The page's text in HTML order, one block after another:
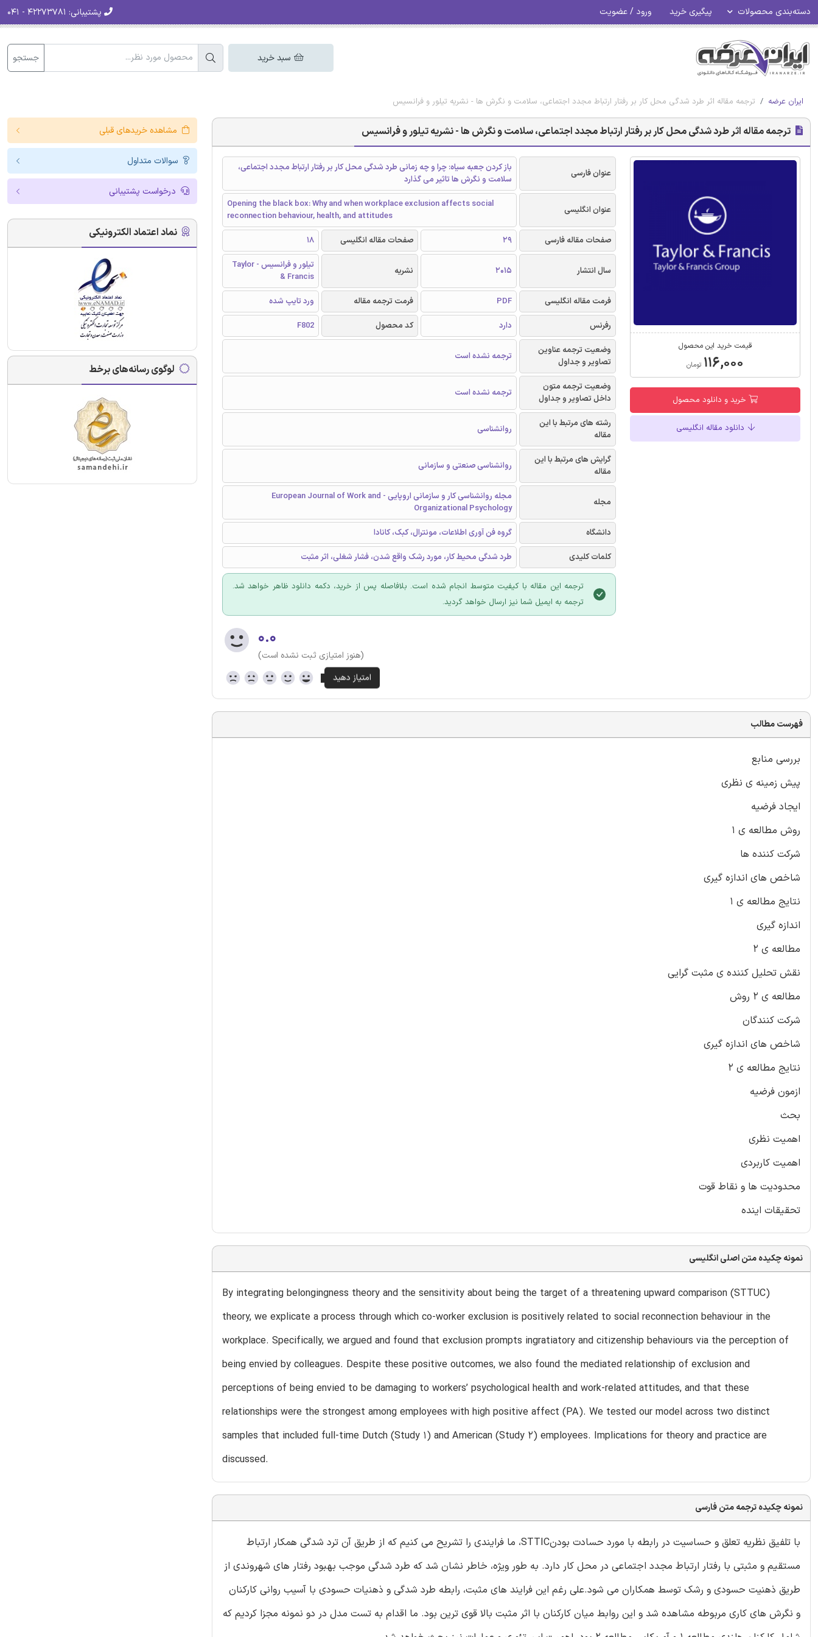
دسته‌بندی محصولات پیگیری خرید ورود / عضویت پشتیبانی:
سبد خرید جستجو
ایران عرضه ترجمه مقاله اثر طرد شدگی محل کار بر رفتار ارتباط مجدد اجتماعی، سلامت و نگرش ها - نشریه تیلور و فرانسیس
ترجمه مقاله اثر طرد شدگی محل کار بر رفتار ارتباط مجدد اجتماعی، سلامت و نگرش ها - نشریه تیلور و فرانسیس
قیمت خرید این محصول
۱۱۶,۰۰۰ تومان
خرید و دانلود محصول
دانلود مقاله انگلیسی
عنوان فارسی
باز کردن جعبه سیاه: چرا و چه زمانی طرد شدگی محل کار بر رفتار ارتباط مجدد اجتماعی،
سلامت و نگرش ها تاثیر می گذارد
عنوان انگلیسی
Opening the black box: Why and when workplace exclusion affects social
reconnection behaviour, health, and attitudes
صفحات مقاله فارسی
29 صفحات مقاله انگلیسی 18
سال انتشار 2015 نشریه
تیلور و فرانسیس - Taylor
& Francis
فرمت مقاله انگلیسی
PDF فرمت ترجمه مقاله
ورد تایپ شده
رفرنس
دارد کد محصول
F802
وضعیت ترجمه عناوین
تصاویر و جداول
ترجمه نشده است
وضعیت ترجمه متون
داخل تصاویر و جداول
ترجمه نشده است
رشته های مرتبط با این
مقاله
روانشناسی
گرایش های مرتبط با این
مقاله
روانشناسی صنعتی و سازمانی
مجله
مجله روانشناسی کار و سازمانی اروپایی - European Journal of Work and
Organizational Psychology
دانشگاه
گروه فن آوری اطلاعات، مونترال، کبک، کانادا
کلمات کلیدی
طرد شدگی محیط کار، مورد رشک واقع شدن، فشار شغلی، اثر مثبت
ترجمه این مقاله با کیفیت متوسط انجام شده است. بلافاصله پس از خرید، دکمه دانلود ظاهر خواهد شد.
ترجمه به ایمیل شما نیز ارسال خواهد گردید.
۰.۰
(هنوز امتیازی ثبت نشده است)
فهرست مطالب
بررسی منابع
پیش زمینه ی نظری
ایجاد فرضیه
روش مطالعه ی 1
شرکت کننده ها
شاخص های اندازه گیری
نتایج مطالعه ی 1
اندازه گیری
مطالعه ی 2
نقش تحلیل کننده ی مثبت گرایی
مطالعه ی 2 روش
شرکت کنندگان
شاخص های اندازه گیری
نتایج مطالعه ی 2
ازمون فرضیه
بحث
اهمیت نظری
اهمیت کاربردی
محدودیت ها و نقاط قوت
تحقیقات اینده
نمونه چکیده متن اصلی انگلیسی
By integrating belongingness theory and the sensitivity about being the target of a threatening upward comparison (STTUC)
theory, we explicate a process through which co-worker exclusion is positively related to social reconnection behaviour in the
workplace. Specifically, we argued and found that exclusion prompts ingratiatory and citizenship behaviours via the perception of
being envied by colleagues. Despite these positive outcomes, we also found the mediated relationship of exclusion and
perceptions of being envied to be damaging to workers’ psychological health and work-related attitudes, and that these
relationships were the strongest among employees with high positive affect (PA). We tested our model across two distinct
samples that included full-time Dutch (Study 1) and American (Study 2) employees. Implications for theory and practice are
discussed.
نمونه چکیده ترجمه متن فارسی
با تلفیق نظریه تعلق و حساسیت در رابطه با مورد حسادت بودنSTTIC، ما فرایندی را تشریح می کنیم که از طریق آن ترد شدگی همکار ارتباط
مستقیم و مثبتی با رفتار ارتباط مجدد اجتماعی در محل کار دارد. به طور ویژه، خاطر نشان شد که طرد شدگی موجب بهبود رفتار های شهروندی از
طریق ذهنیت حسودی و رشک توسط همکاران می شود.علی رغم این فرایند های مثبت، رابطه طرد شدگی و ذهنیات حسودی با آسیب روانی کارکنان
و نگرش های کاری مربوطه مشاهده شد و این روابط میان کارکنان با اثر مثبت بالا قوی ترین بود. ما اقدام به تست مدل در دو نمونه مجزا کردیم که
مشاهده خریدهای قبلی
سوالات متداول
درخواست پشتیبانی
نماد اعتماد الکترونیکی
لوگوی رسانه‌های برخط